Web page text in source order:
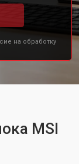
на обработку
MSI